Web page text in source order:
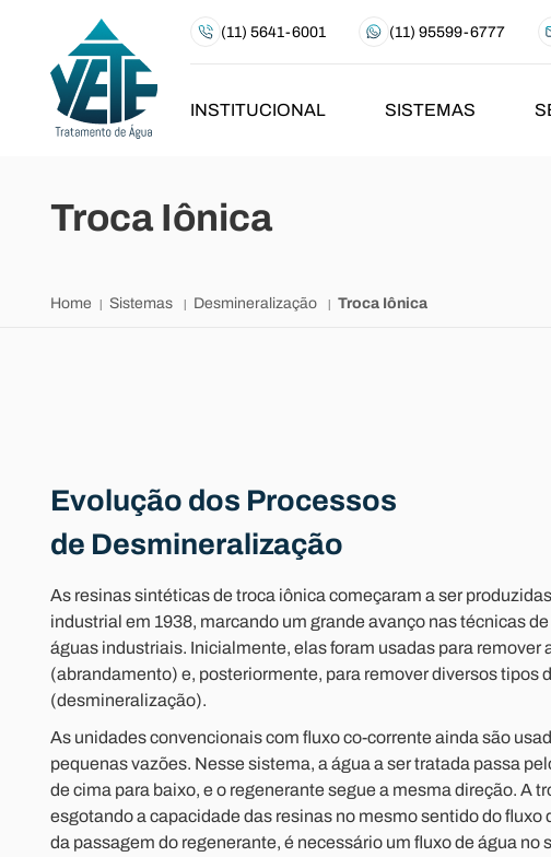
(11) 5641-6001 (11) 95599-6777
INSTITUCIONAL SISTEMAS
Troca Iônica
Home Sistemas Desmineralização Troca Iônica
Evolução dos Processos
de Desmineralização
As resinas sintéticas de troca iônica começaram a ser
industrial em 1938, marcando um grande avanço nas técnicas
águas industriais. Inicialmente, elas foram usadas para remover
(abrandamento) e, posteriormente, para remover diversos tipos
(desmineralização).
As unidades convencionais com fluxo co-corrente ainda são
pequenas vazões. Nesse sistema, a água a ser tratada passa
de cima para baixo, e o regenerante segue a mesma direção. A
esgotando a capacidade das resinas no mesmo sentido do fluxo
da passagem do regenerante, é necessário um fluxo de água no